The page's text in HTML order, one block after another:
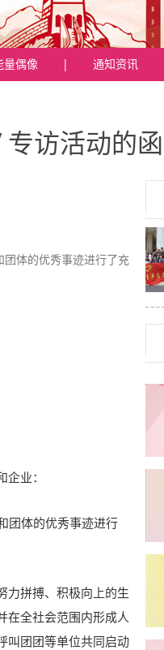
量偶像 | 通知资讯
专访活动的函
团体的优秀事迹进行了充
业：
团体的优秀事迹进行
力拼搏、积极向上的生
在全社会范围内形成人
叫团团等单位共同启动